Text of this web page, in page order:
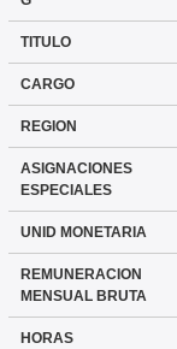
TITULO
CARGO
REGION
ASIGNACIONES
ESPECIALES
UNID MONETARIA
REMUNERACION
MENSUAL BRUTA
HORAS